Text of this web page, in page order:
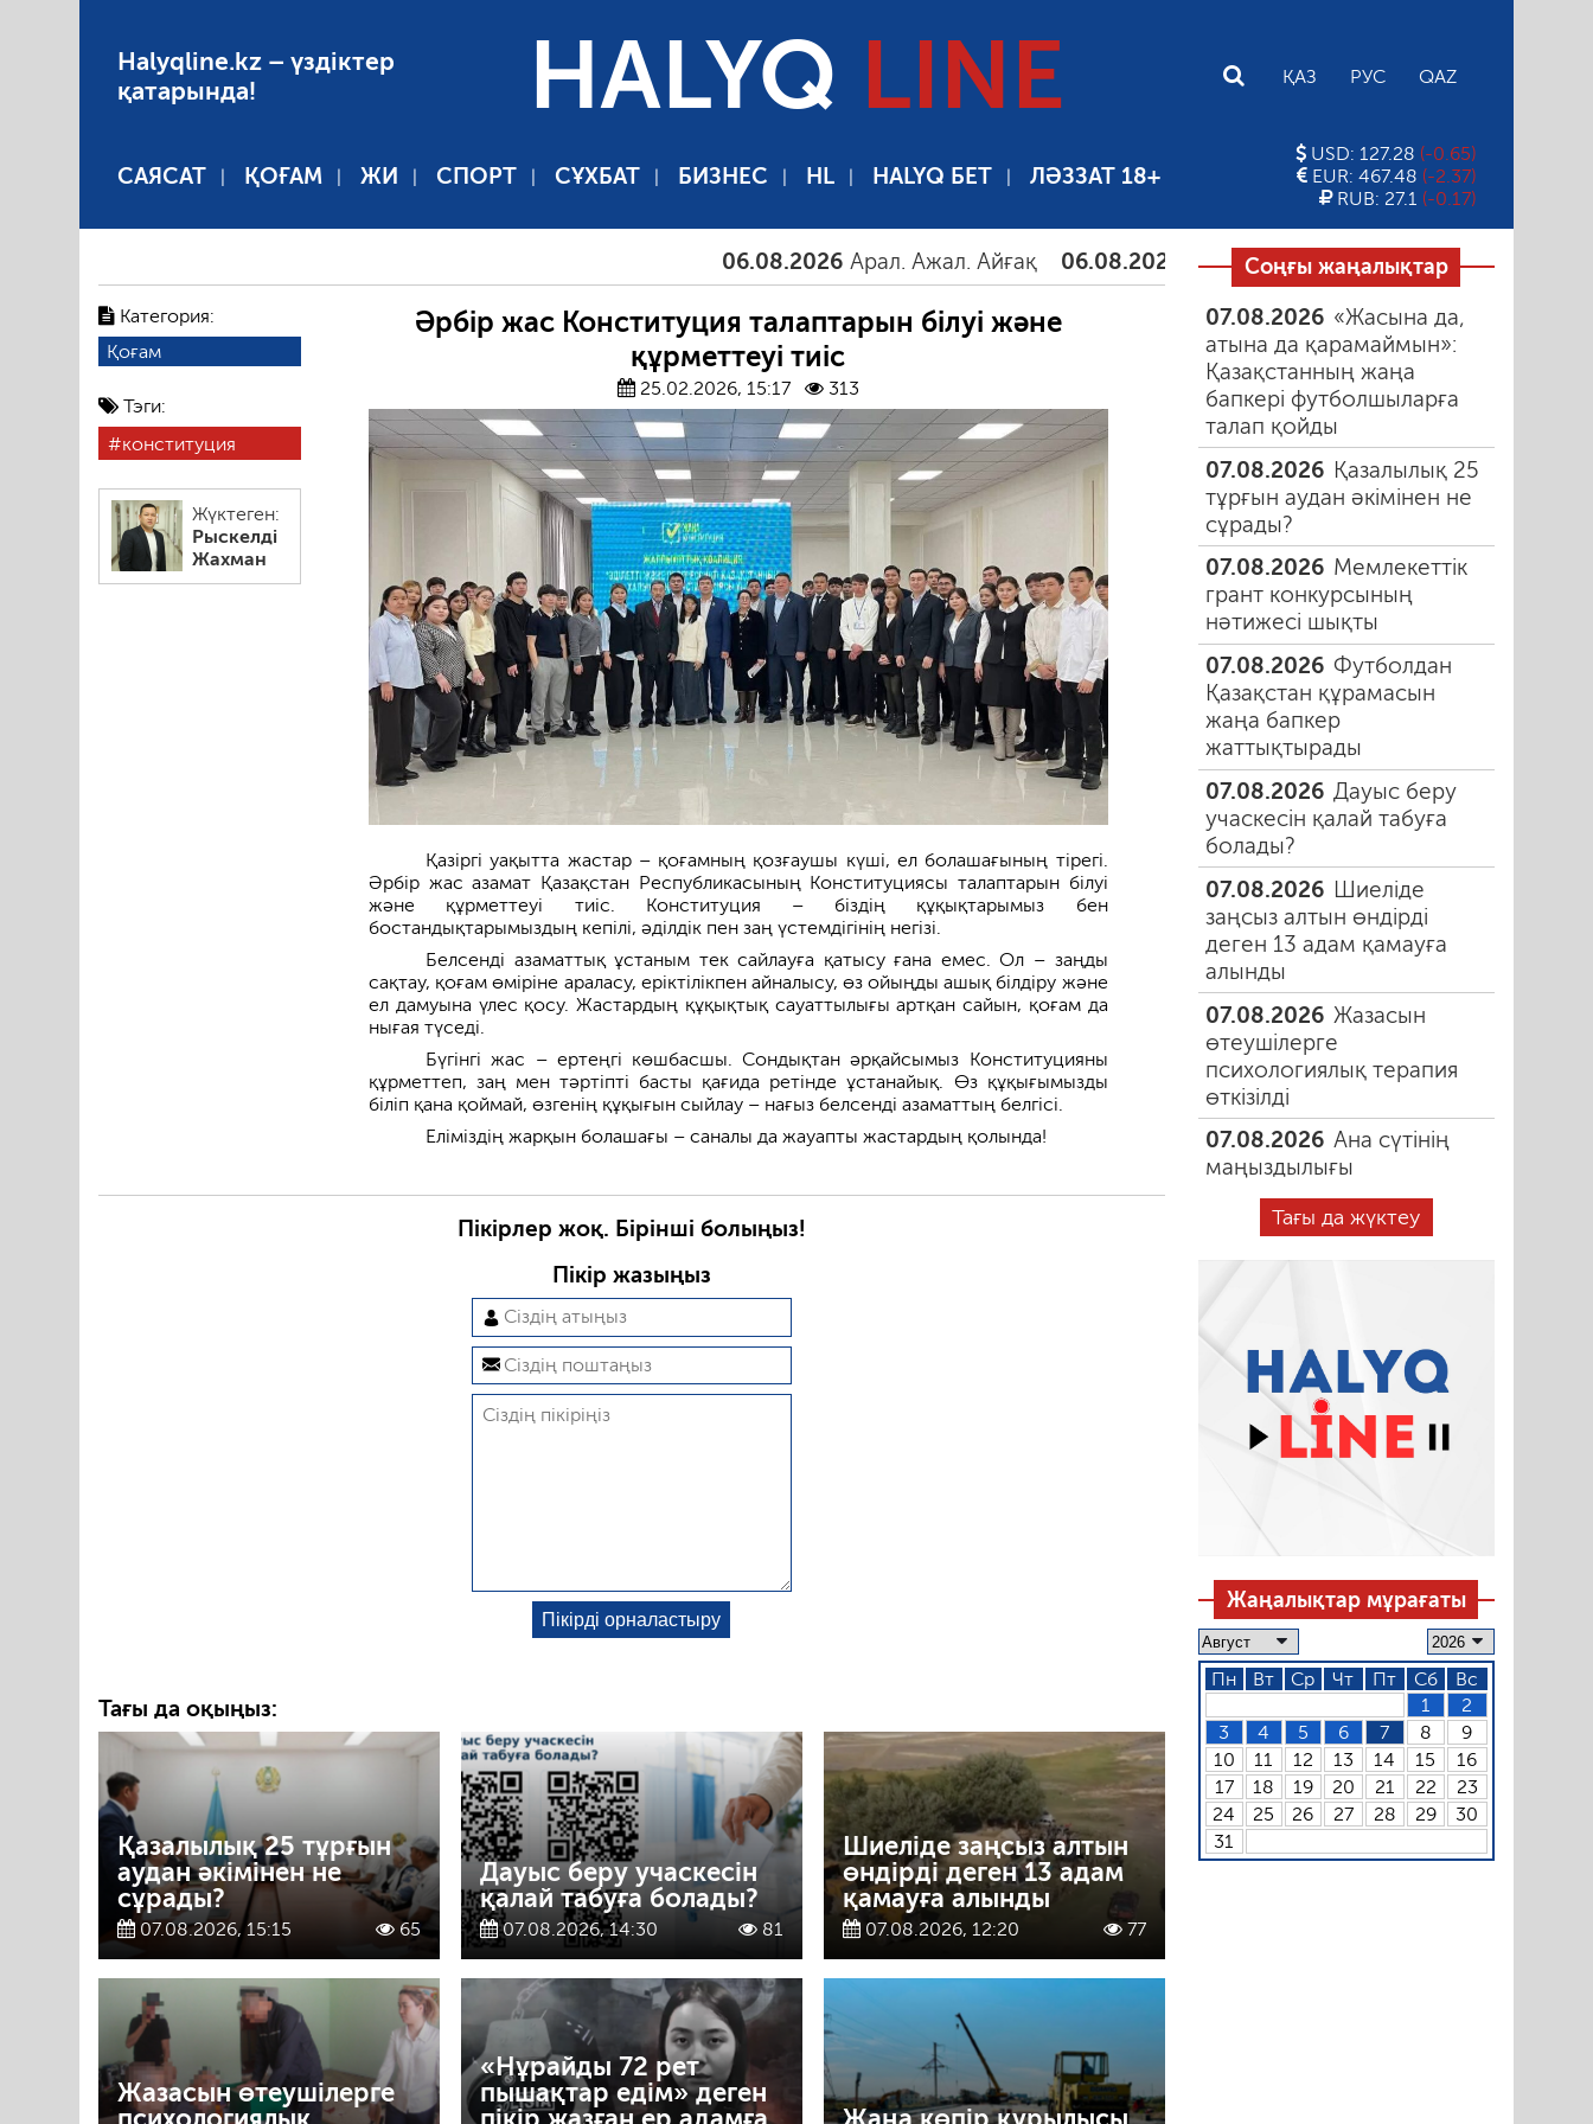
Halyqline.kz – үздіктер
қатарында!
HALYQ LINE ҚАЗ РУС QAZ
САЯСАТ ҚОҒАМ ЖИ СПОРТ СҰХБАТ БИЗНЕС HL HALYQ БЕТ ЛӘЗЗАТ 18+
USD: 127.28 (-0.65)
EUR: 467.48 (-2.37)
RUB: 27.1 (-0.17)
06.08.2026 Арал. Ажал. Айғақ 06.08.2026 Тамыздағы таңғы түтін 06.08.2026
Категория:
Қоғам
Тэги:
конституция
Жүктеген:
Рыскелді
Жахман
Әрбір жас Конституция талаптарын білуі және
құрметтеуі тиіс
25.02.2026, 15:17 313
Қазіргі уақытта жастар – қоғамның қозғаушы күші, ел болашағының тірегі.
Әрбір жас азамат Қазақстан Республикасының Конституциясы талаптарын білуі
және құрметтеуі тиіс. Конституция – біздің құқықтарымыз бен
бостандықтарымыздың кепілі, әділдік пен заң үстемдігінің негізі.
Белсенді азаматтық ұстаным тек сайлауға қатысу ғана емес. Ол – заңды
сақтау, қоғам өміріне араласу, еріктілікпен айналысу, өз ойыңды ашық білдіру және
ел дамуына үлес қосу. Жастардың құқықтық сауаттылығы артқан сайын, қоғам да
нығая түседі.
Бүгінгі жас – ертеңгі көшбасшы. Сондықтан әрқайсымыз Конституцияны
құрметтеп, заң мен тәртіпті басты қағида ретінде ұстанайық. Өз құқығымызды
біліп қана қоймай, өзгенің құқығын сыйлау – нағыз белсенді азаматтың белгісі.
Еліміздің жарқын болашағы – саналы да жауапты жастардың қолында!
Пікірлер жоқ. Бірінші болыңыз!
Пікір жазыңыз
Тағы да оқыңыз:
Қазалылық 25 тұрғын
аудан әкімінен не
сұрады?
07.08.2026, 15:15 65
Дауыс беру учаскесін
қалай табуға болады?
07.08.2026, 14:30 81
Шиеліде заңсыз алтын
өндірді деген 13 адам
қамауға алынды
07.08.2026, 12:20 77
Жазасын өтеушілерге
«Нұрайды 72 рет
пышақтар едім» деген
Соңғы жаңалықтар
07.08.2026 «Жасына да,
атына да қарамаймын»:
Қазақстанның жаңа
бапкері футболшыларға
талап қойды
07.08.2026 Қазалылық 25
тұрғын аудан әкімінен не
сұрады?
07.08.2026 Мемлекеттік
грант конкурсының
нәтижесі шықты
07.08.2026 Футболдан
Қазақстан құрамасын
жаңа бапкер
жаттықтырады
07.08.2026 Дауыс беру
учаскесін қалай табуға
болады?
07.08.2026 Шиеліде
заңсыз алтын өндірді
деген 13 адам қамауға
алынды
07.08.2026 Жазасын
өтеушілерге
психологиялық терапия
өткізілді
07.08.2026 Ана сүтінің
маңыздылығы
Тағы да жүктеу
Жаңалықтар мұрағаты
Пн Вт Ср Чт Пт Сб
Вс
1
2
3
4 5 6 7 8
9
10
11 12 13 14 15
16
17
18 19 20 21 22
23
24
25 26 27 28 29
30
31